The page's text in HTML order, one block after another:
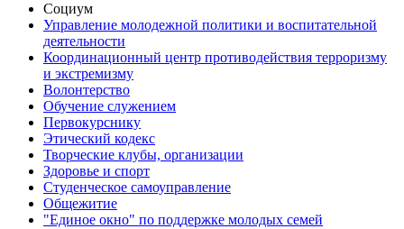
Социум
Управление молодежной политики и воспитательной
деятельности
Координационный центр противодействия терроризму
и экстремизму
Волонтерство
Обучение служением
Первокурснику
Этический кодекс
Творческие клубы, организации
Здоровье и спорт
Студенческое самоуправление
Общежитие
"Единое окно" по поддержке молодых семей